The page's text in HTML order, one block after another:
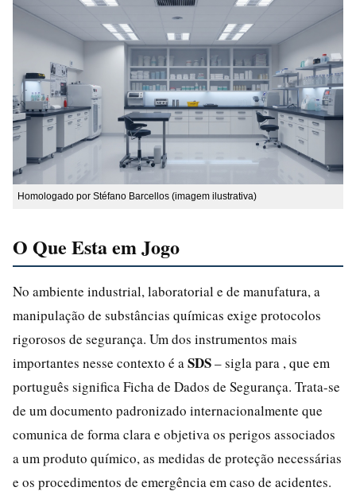
Homologado por Stéfano Barcellos (imagem ilustrativa)
O Que Esta em Jogo
No ambiente industrial, laboratorial e de manufatura, a
manipulação de substâncias químicas exige protocolos
rigorosos de segurança. Um dos instrumentos mais
importantes nesse contexto é a SDS– sigla para , que em
português significa Ficha de Dados de Segurança. Trata-se
de um documento padronizado internacionalmente que
comunica de forma clara e objetiva os perigos associados
a um produto químico, as medidas de proteção necessárias
e os procedimentos de emergência em caso de acidentes.